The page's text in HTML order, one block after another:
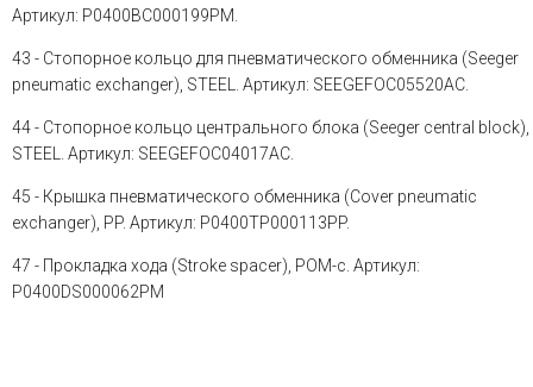
Артикул: P0400BC000199PM.
43 - Стопорное кольцо для пневматического обменника (Seeger
pneumatic exchanger), STEEL. Артикул: SEEGEFOC05520AC.
44 - Стопорное кольцо центрального блока (Seeger central block),
STEEL. Артикул: SEEGEFOC04017AC.
45 - Крышка пневматического обменника (Cover pneumatic
exchanger), PP. Артикул: P0400TP000113PP.
47 - Прокладка хода (Stroke spacer), POM-c. Артикул:
P0400DS000062PM